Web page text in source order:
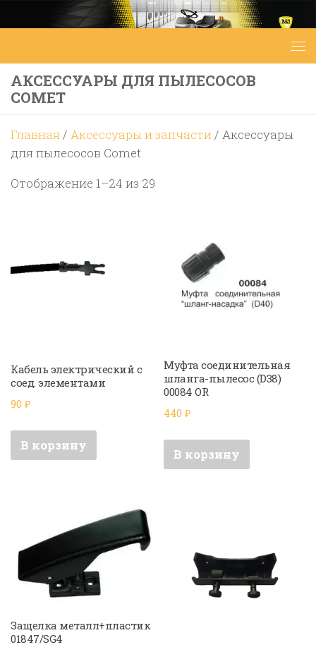
Перейти к содержимому
АКСЕССУАРЫ ДЛЯ ПЫЛЕСОСОВ
COMET
Главная/ Аксессуары и запчасти/ Аксессуары
для пылесосов Comet
Отображение 1–24 из 29
Кабель электрический с
соед. элементами
90 ₽
В корзину
Муфта соединительная
шланга-пылесос (D38)
00084 OR
440₽
В корзину
Защелка металл+пластик
01847/SG4